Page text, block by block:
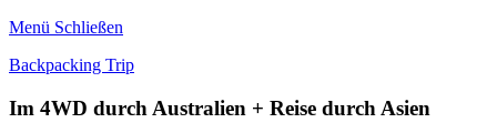
Menü Schließen
Backpacking Trip
Im 4WD durch Australien + Reise durch Asien